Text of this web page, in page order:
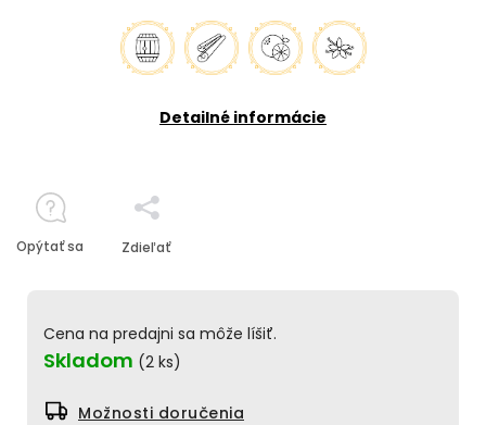
Cena na predajni sa môže líšiť.
Skladom (2 ks)
Možnosti doručenia
Detailné informácie
Opýtať sa Zdieľať